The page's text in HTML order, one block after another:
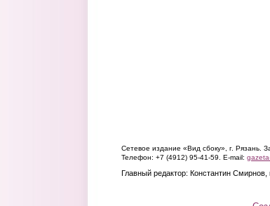
Сетевое издание «Вид сбоку», г. Рязань.
Телефон: +7 (4912) 95-41-59. E-mail:
Главный редактор: Константин